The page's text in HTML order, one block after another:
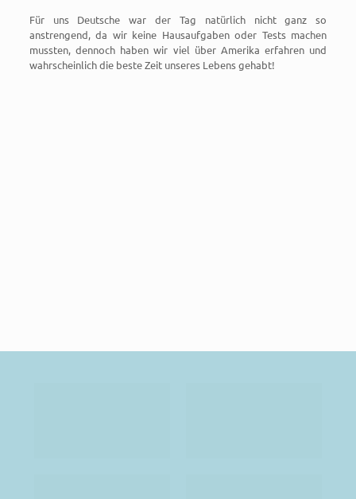
Für uns Deutsche war der Tag natürlich nicht ganz so
anstrengend, da wir keine Hausaufgaben oder Tests machen
mussten, dennoch haben wir viel über Amerika erfahren und
wahrscheinlich die beste Zeit unseres Lebens gehabt!